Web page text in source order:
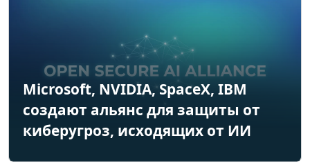
Microsoft, NVIDIA, SpaceX, IBM
создают альянс для защиты от
киберугроз, исходящих от ИИ